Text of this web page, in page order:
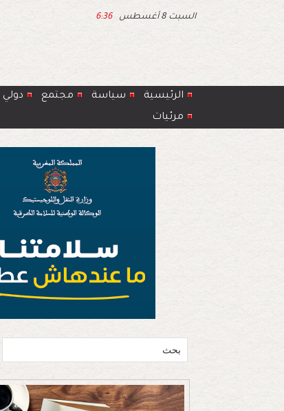
السبت 8 أغسطس 6:36
الرئيسية سياسة مجتمع دولي
مرئيات